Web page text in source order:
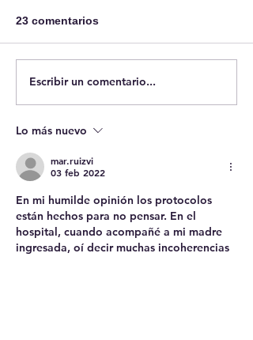
23 comentarios
Escribir un comentario...
Lo más nuevo
mar.ruizvi
03 feb 2022
En mi humilde opinión los protocolos
están hechos para no pensar. En el
hospital, cuando acompañé a mi madre
ingresada, oí decir muchas incoherencias